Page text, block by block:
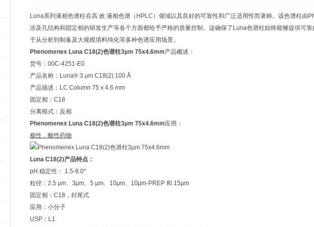
Luna系列液相色谱柱在高 效 液相色谱（ HPLC ）领域以其良好的可靠性和广泛适用性而著称。该色谱柱由
涉及孔结构和固定相的研发生产等各个方面都给予严格的质量控制。这确保了 Luna色谱柱始终能够提供可靠
于从分析到制备及大规模填料纯化等多种色谱应用场景。
Phenomenex Luna C18(2)色谱柱3µm 75x4.6mm产品概述：
货号： 00C-4251-E0
产品名称： Luna® 3 µm C18(2) 100 Å
产品描述： LC Column 75 x 4.6 mm
固定相： C18
分离模式：反相
Phenomenex Luna C18(2)色谱柱3µm 75x4.6mm应用：
极性，酸性药物
Luna C18(2)产品特点：
pH 稳定性： 1.5-9.0*
粒径：2.5 µm、3μm、5 µm、10μm、10μm-PREP 和 15μm
固定相：C18，封尾式
应用：小分子
USP：L1